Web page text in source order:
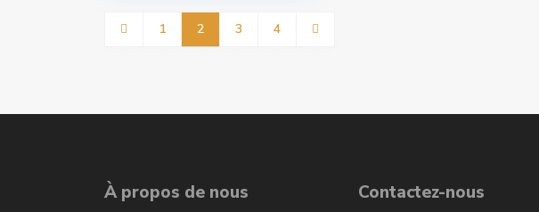
1 2 3 4
À propos de nous Contactez-nous